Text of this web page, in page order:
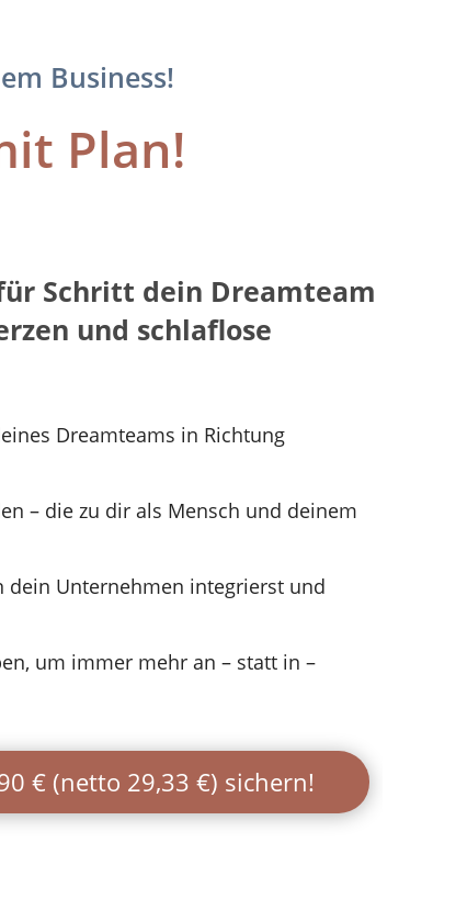
Business!
Plan!
Schritt dein Dreamteam
und schlaflose
Dreamteams in Richtung
– die zu dir als Mensch und deinem
Unternehmen integrierst und
um immer mehr an – statt in –
€ (netto 29,33 €) sichern!